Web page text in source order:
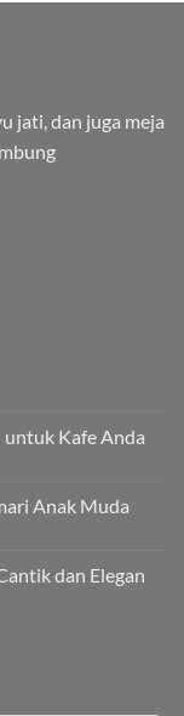
jati, dan juga meja
untuk Kafe Anda
Anak Muda
dan Elegan